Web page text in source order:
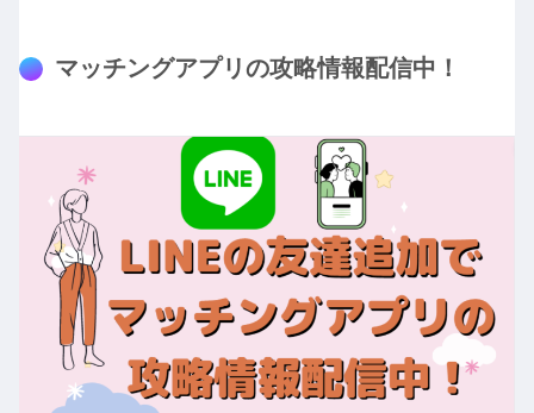
マッチングアプリの攻略情報配信中！